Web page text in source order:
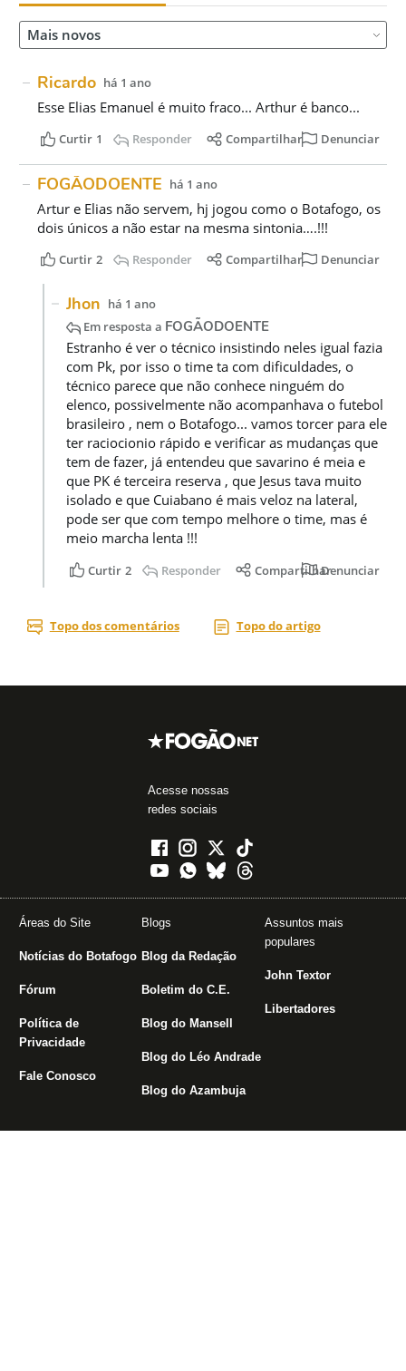
Acesse nossas
redes sociais
Áreas do Site
Notícias do Botafogo
Fórum
Política de
Privacidade
Fale Conosco
Blogs
Blog da Redação
Boletim do C.E.
Blog do Mansell
Blog do Léo Andrade
Blog do Azambuja
Assuntos mais
populares
John Textor
Libertadores